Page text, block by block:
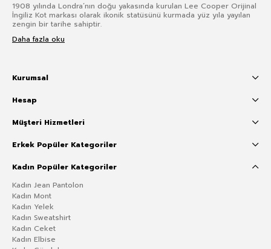
1908 yılında Londra’nın doğu yakasında kurulan Lee Cooper Orijinal
İngiliz Kot markası olarak ikonik statüsünü kurmada yüz yıla yayılan
zengin bir tarihe sahiptir.
Daha fazla oku
Kurumsal
Hesap
Müşteri Hizmetleri
Erkek Popüler Kategoriler
Kadın Popüler Kategoriler
Kadın Jean Pantolon
Kadın Mont
Kadın Yelek
Kadın Sweatshirt
Kadın Ceket
Kadın Elbise